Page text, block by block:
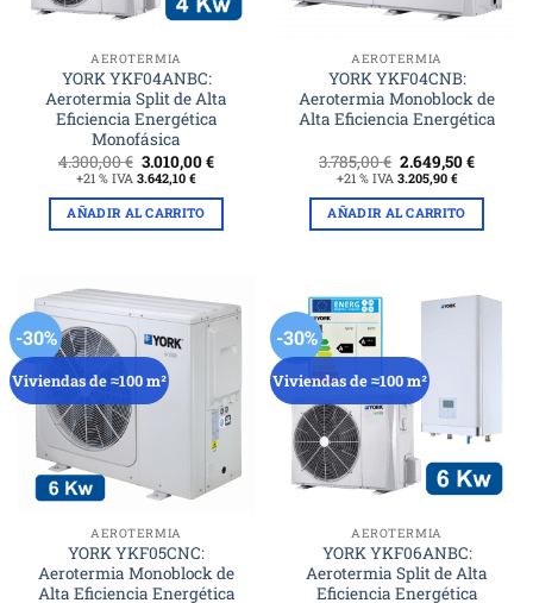
AEROTERMIA
YORK YKF04ANBC:
Aerotermia Split de Alta
Eficiencia Energética
Monofásica
4.300,00€ El
precio
original
era:
4.300,00 €.
3.010,00€El
es:
+21 % IVA 3.642,10 €
AÑADIR AL CARRITO
AEROTERMIA
YORK YKF04CNB:
Aerotermia Monoblock de
Alta Eficiencia Energética
3.785,00€ El
precio
original
era:
3.785,00 €.
2.649,50€El
es:
+21 % IVA 3.205,90 €
AÑADIR AL CARRITO
-30%
Viviendas de ≈100 m²
AEROTERMIA
YORK YKF05CNC:
Aerotermia Monoblock de
Alta Eficiencia Energética
-30%
Viviendas de ≈100 m²
AEROTERMIA
YORK YKF06ANBC:
Aerotermia Split de Alta
Eficiencia Energética